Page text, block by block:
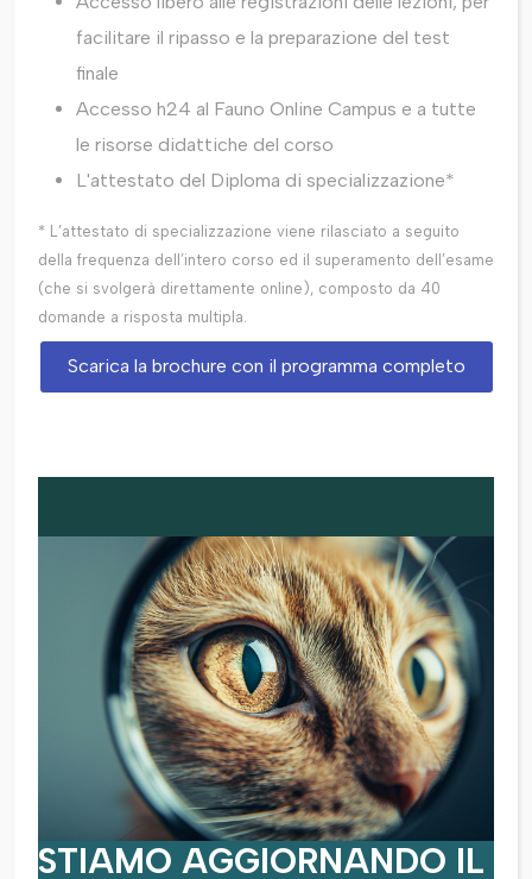
facilitare il ripasso e la preparazione del test
finale
Accesso h24 al Fauno Online Campus e a tutte
le risorse didattiche del corso
L'attestato del Diploma di specializzazione*
* L’attestato di specializzazione viene rilasciato a seguito
della frequenza dell’intero corso ed il superamento dell’esame
(che si svolgerà direttamente online), composto da 40
domande a risposta multipla.
Scarica la brochure con il programma completo
STIAMO AGGIORNANDO IL